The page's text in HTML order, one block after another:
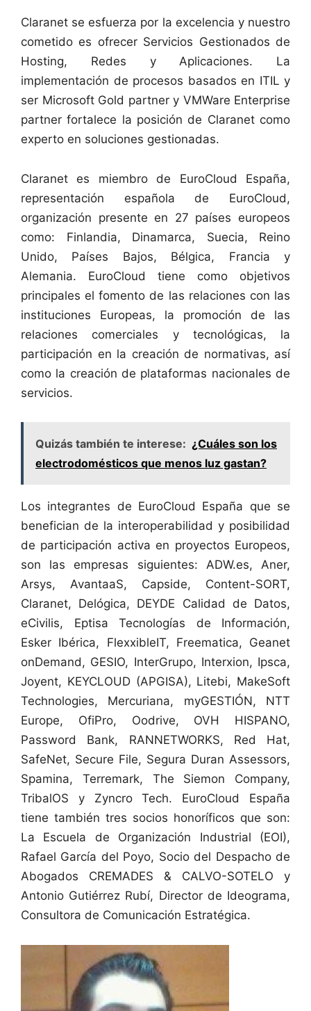
Claranet se esfuerza por la excelencia y nuestro
cometido es ofrecer Servicios Gestionados de
Hosting, Redes y Aplicaciones. La
implementación de procesos basados en ITIL y
ser Microsoft Gold partner y VMWare Enterprise
partner fortalece la posición de Claranet como
experto en soluciones gestionadas.
Claranet es miembro de EuroCloud España,
representación española de EuroCloud,
organización presente en 27 países europeos
como: Finlandia, Dinamarca, Suecia, Reino
Unido, Países Bajos, Bélgica, Francia y
Alemania. EuroCloud tiene como objetivos
principales el fomento de las relaciones con las
instituciones Europeas, la promoción de las
relaciones comerciales y tecnológicas, la
participación en la creación de normativas, así
como la creación de plataformas nacionales de
servicios.
Quizás también te interese: ¿Cuáles son los
electrodomésticos que menos luz gastan?
Los integrantes de EuroCloud España que se
benefician de la interoperabilidad y posibilidad
de participación activa en proyectos Europeos,
son las empresas siguientes: ADW.es, Aner,
Arsys, AvantaaS, Capside, Content-SORT,
Claranet, Delógica, DEYDE Calidad de Datos,
eCivilis, Eptisa Tecnologías de Información,
Esker Ibérica, FlexxibleIT, Freematica, Geanet
onDemand, GESIO, InterGrupo, Interxion, Ipsca,
Joyent, KEYCLOUD (APGISA), Litebi, MakeSoft
Technologies, Mercuriana, myGESTIÓN, NTT
Europe, OfiPro, Oodrive, OVH HISPANO,
Password Bank, RANNETWORKS, Red Hat,
SafeNet, Secure File, Segura Duran Assessors,
Spamina, Terremark, The Siemon Company,
TribalOS y Zyncro Tech. EuroCloud España
tiene también tres socios honoríficos que son:
La Escuela de Organización Industrial (EOI),
Rafael García del Poyo, Socio del Despacho de
Abogados CREMADES & CALVO-SOTELO y
Antonio Gutiérrez Rubí, Director de Ideograma,
Consultora de Comunicación Estratégica.